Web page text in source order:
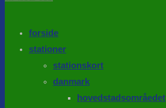
forside
stationer
stationskort
danmark
hovedstadsområedet